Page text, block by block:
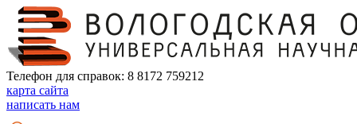
Телефон для справок: 8 8172 759212
карта сайта
написать нам